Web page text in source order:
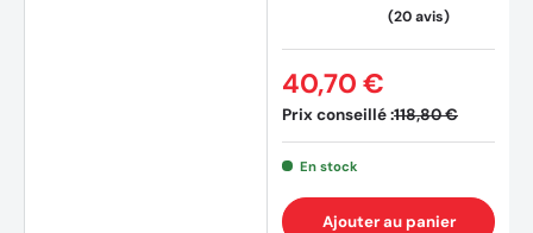
Prix conseillé :118,80 €
40,70 €
En stock
Ajouter au panier